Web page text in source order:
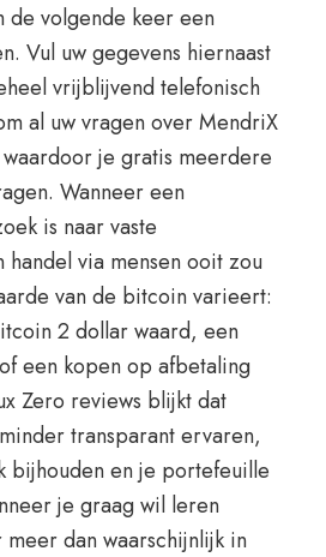
de volgende keer een
Vul uw gegevens hiernaast
vrijblijvend telefonisch
al uw vragen over MendriX
je gratis meerdere
Wanneer een
is naar vaste
handel via mensen ooit zou
van de bitcoin varieert:
2 dollar waard, een
een kopen op afbetaling
Zero reviews blijkt dat
transparant ervaren,
bijhouden en je portefeuille
je graag wil leren
dan waarschijnlijk in